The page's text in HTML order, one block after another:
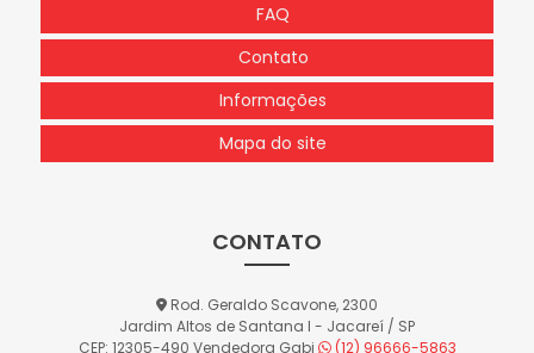
FAQ
Contato
Informações
Mapa do site
CONTATO
Rod. Geraldo Scavone, 2300
Jardim Altos de Santana I - Jacareí / SP
CEP: 12305-490 Vendedora Gabi
(12) 96666-5863